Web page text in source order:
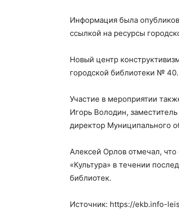
Информация была
ссылкой на ресурсы
Новый центр
городской библиотеки № 40.
Участие в мероприятии
Игорь Володин,
директор Муниципального
Алексей Орлов отмечал,
«Культура» в течении
библиотек.
Источник: https://ekb.info-